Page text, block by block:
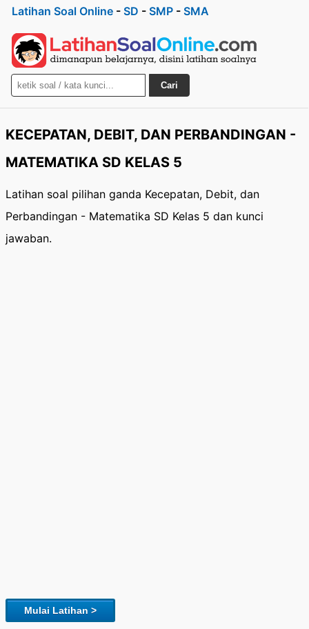
Latihan Soal Online - SD - SMP - SMA
Cari
KECEPATAN, DEBIT, DAN PERBANDINGAN -
MATEMATIKA SD KELAS 5
Latihan soal pilihan ganda Kecepatan, Debit, dan
Perbandingan - Matematika SD Kelas 5 dan kunci
jawaban.
Mulai Latihan >